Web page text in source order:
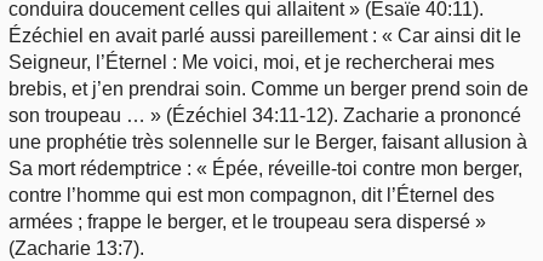
conduira doucement celles qui allaitent » (Ésaïe 40:11).
Ézéchiel en avait parlé aussi pareillement : « Car ainsi dit le
Seigneur, l’Éternel : Me voici, moi, et je rechercherai mes
brebis, et j’en prendrai soin. Comme un berger prend soin de
son troupeau … » (Ézéchiel 34:11-12). Zacharie a prononcé
une prophétie très solennelle sur le Berger, faisant allusion à
Sa mort rédemptrice : « Épée, réveille-toi contre mon berger,
contre l’homme qui est mon compagnon, dit l’Éternel des
armées ; frappe le berger, et le troupeau sera dispersé »
(Zacharie 13:7).